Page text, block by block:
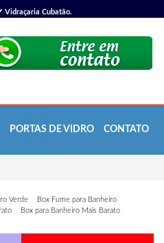
Vidraçaria Cubatão.
PORTAS DE VIDRO CONTATO
Verde
Box Fume para Banheiro
Box para Banheiro Mais Barato